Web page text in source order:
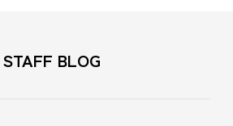
STAFF BLOG